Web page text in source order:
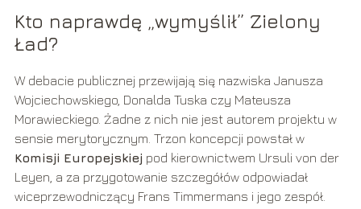
Kto naprawdę „wymyślił” Zielony
Ład?
W debacie publicznej przewijają się nazwiska Janusza
Wojciechowskiego, Donalda Tuska czy Mateusza
Morawieckiego. Żadne z nich nie jest autorem projektu w
sensie merytorycznym. Trzon koncepcji powstał w
Komisji Europejskiej pod kierownictwem Ursuli von der
Leyen, a za przygotowanie szczegółów odpowiadał
wiceprzewodniczący Frans Timmermans i jego zespół.